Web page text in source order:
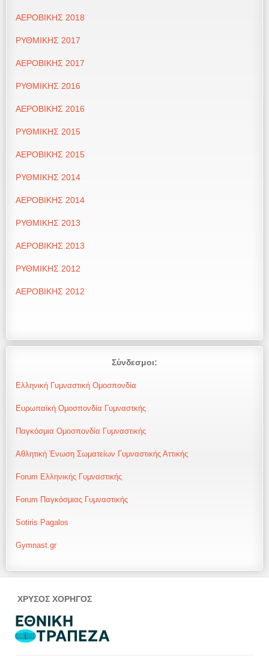
ΑΕΡΟΒΙΚΗΣ 2018
ΡΥΘΜΙΚΗΣ 2017
ΑΕΡΟΒΙΚΗΣ 2017
ΡΥΘΜΙΚΗΣ 2016
ΑΕΡΟΒΙΚΗΣ 2016
ΡΥΘΜΙΚΗΣ 2015
ΑΕΡΟΒΙΚΗΣ 2015
ΡΥΘΜΙΚΗΣ 2014
ΑΕΡΟΒΙΚΗΣ 2014
ΡΥΘΜΙΚΗΣ 2013
ΑΕΡΟΒΙΚΗΣ 2013
ΡΥΘΜΙΚΗΣ 2012
ΑΕΡΟΒΙΚΗΣ 2012
Σύνδεσμοι:
Ελληνική Γυμναστική Ομοσπονδία
Ευρωπαϊκή Ομοσπονδία Γυμναστκής
Παγκόσμια Ομοσπονδία Γυμναστικής
Αθλητική Ένωση Σωματείων Γυμναστικής Αττικής
Forum Ελληνικής Γυμναστικής
Forum Παγκόσμιας Γυμναστικής
Sotiris Pagalos
Gymnast.gr
ΧΡΥΣΟΣ ΧΟΡΗΓΟΣ